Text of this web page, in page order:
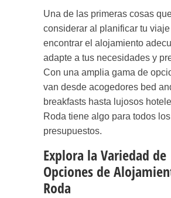
Una de las primeras cosas
considerar al planificar tu
encontrar el alojamiento
adapte a tus necesidades y
Con una amplia gama de
van desde acogedores bed
breakfasts hasta lujosos
Roda tiene algo para todos
presupuestos.
Explora la Variedad de
Opciones de
Roda